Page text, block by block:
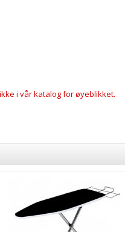
i vår katalog for øyeblikket.